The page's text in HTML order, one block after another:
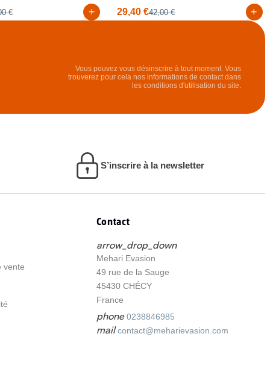
€ + 29,40 €42,00 € +
Vous pouvez vous désinscrire à tout moment. Vous
trouverez pour cela nos informations de contact dans
les conditions d'utilisation du site.
S’inscrire à la newsletter
vente
Contact
arrow_drop_down
Mehari Evasion
49 rue de la Sauge
45430 CHÉCY
France
phone 0238846985
mail contact@meharievasion.com